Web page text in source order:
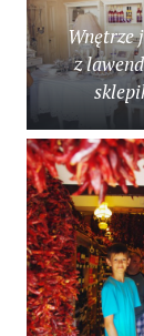
Wnętrze
z